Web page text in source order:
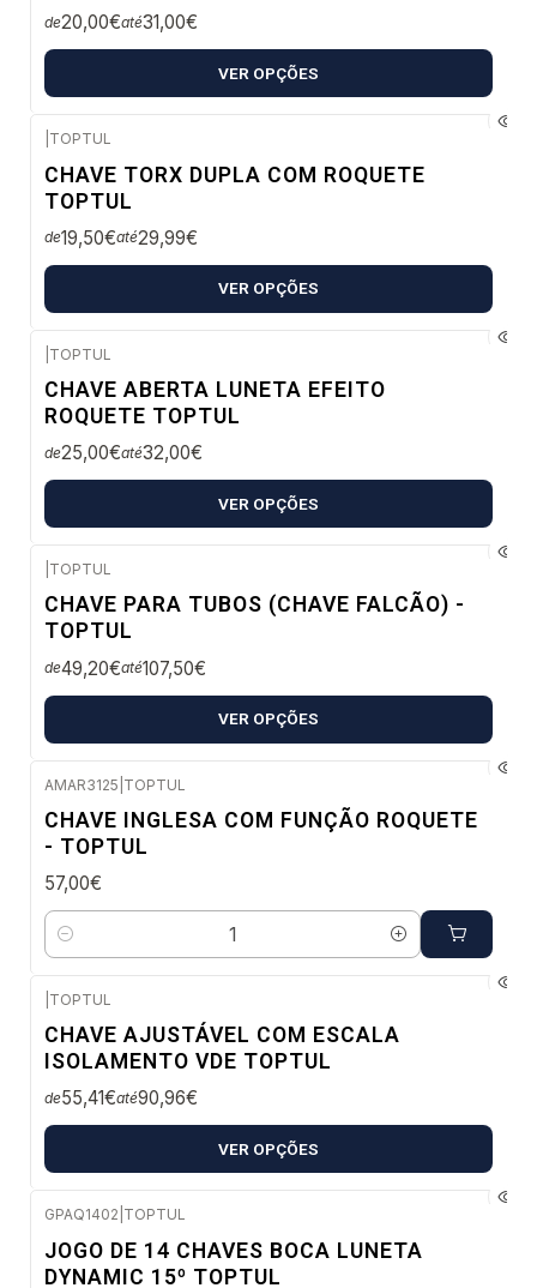
de20,00€até31,00€
VER OPÇÕES
TOPTUL
CHAVE TORX DUPLA COM ROQUETE
TOPTUL
de19,50€até29,99€
VER OPÇÕES
TOPTUL
CHAVE ABERTA LUNETA EFEITO
ROQUETE TOPTUL
de25,00€até32,00€
VER OPÇÕES
TOPTUL
CHAVE PARA TUBOS (CHAVE FALCÃO) -
TOPTUL
de49,20€até107,50€
VER OPÇÕES
AMAR3125 TOPTUL
CHAVE INGLESA COM FUNÇÃO ROQUETE
- TOPTUL
57,00€
Quantidade
TOPTUL
CHAVE AJUSTÁVEL COM ESCALA
ISOLAMENTO VDE TOPTUL
de55,41€até90,96€
VER OPÇÕES
GPAQ1402 TOPTUL
JOGO DE 14 CHAVES BOCA LUNETA
DYNAMIC 15º TOPTUL